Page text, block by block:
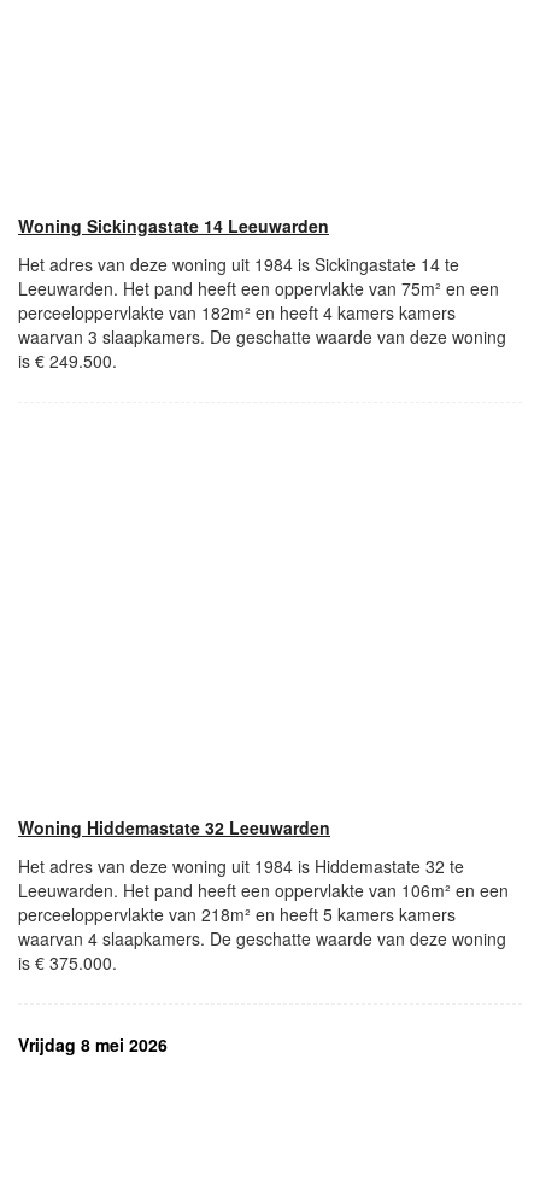
Woning Sickingastate 14 Leeuwarden
Het adres van deze woning uit 1984 is Sickingastate 14 te
Leeuwarden. Het pand heeft een oppervlakte van 75m² en een
perceeloppervlakte van 182m² en heeft 4 kamers kamers
waarvan 3 slaapkamers. De geschatte waarde van deze woning
is € 249.500.
Woning Hiddemastate 32 Leeuwarden
Het adres van deze woning uit 1984 is Hiddemastate 32 te
Leeuwarden. Het pand heeft een oppervlakte van 106m² en een
perceeloppervlakte van 218m² en heeft 5 kamers kamers
waarvan 4 slaapkamers. De geschatte waarde van deze woning
is € 375.000.
Vrijdag 8 mei 2026